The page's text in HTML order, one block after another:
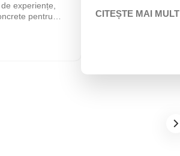
experiențe,
pentru
CITEȘTE MAI MULT